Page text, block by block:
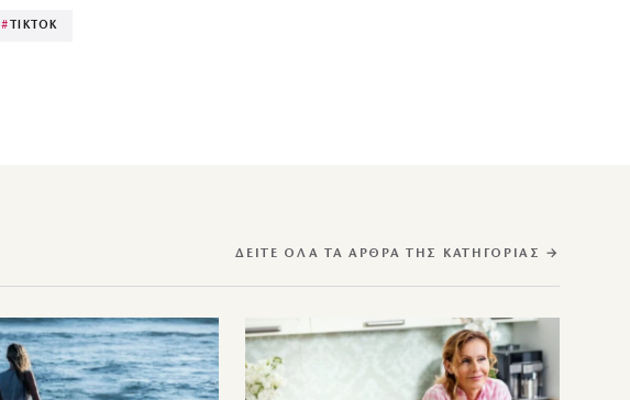
# TIKTOK
ΔΕΊΤΕ ΌΛΑ ΤΑ ΆΡΘΡΑ ΤΗΣ ΚΑΤΗΓΟΡΊΑΣ →